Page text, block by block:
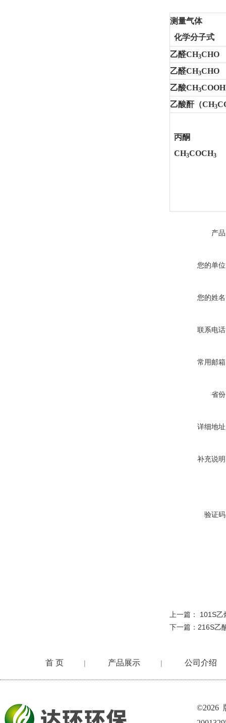
测量气体
化学分子式
乙醛CH3CHO
乙醛CH3CHO
乙酸CH3COOH
乙酸酐（CH3
丙酮
CH3COCH3
产
您的单
您的姓
联系电
常用邮
省
详细地
补充说
验证
上一篇： 101S乙
下一篇： 216S乙
首 页 | 产品展示 | 公司介绍
©2026